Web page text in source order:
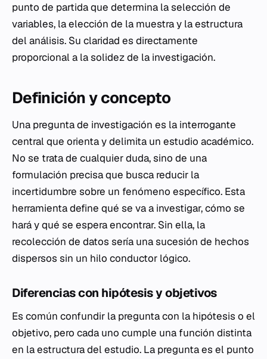
punto de partida que determina la selección de
variables, la elección de la muestra y la estructura
del análisis. Su claridad es directamente
proporcional a la solidez de la investigación.
Definición y concepto
Una pregunta de investigación es la interrogante
central que orienta y delimita un estudio académico.
No se trata de cualquier duda, sino de una
formulación precisa que busca reducir la
incertidumbre sobre un fenómeno específico. Esta
herramienta define qué se va a investigar, cómo se
hará y qué se espera encontrar. Sin ella, la
recolección de datos sería una sucesión de hechos
dispersos sin un hilo conductor lógico.
Diferencias con hipótesis y objetivos
Es común confundir la pregunta con la hipótesis o el
objetivo, pero cada uno cumple una función distinta
en la estructura del estudio. La pregunta es el punto